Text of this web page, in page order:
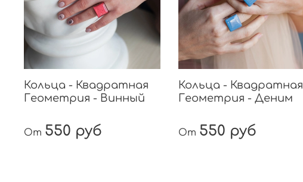
Кольца - Квадратная
Геометрия - Винный
От 550 руб
Кольца - Квадратная
Геометрия - Деним
От 550 руб